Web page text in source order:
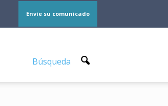
Envíe su comunicado
Búsqueda